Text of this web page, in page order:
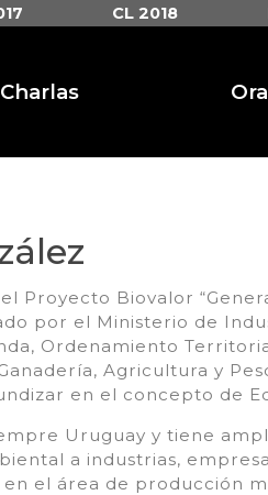
CL 2018
Charlas
Proyecto Biovalor
por el Ministerio de
Ordenamiento
Agricultura y
en el concepto de
Uruguay y tiene
a industrias,
el área de producción